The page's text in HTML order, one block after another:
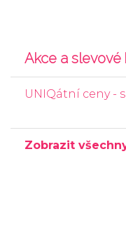
Akce a slevové
UNIQátní ceny -
Zobrazit